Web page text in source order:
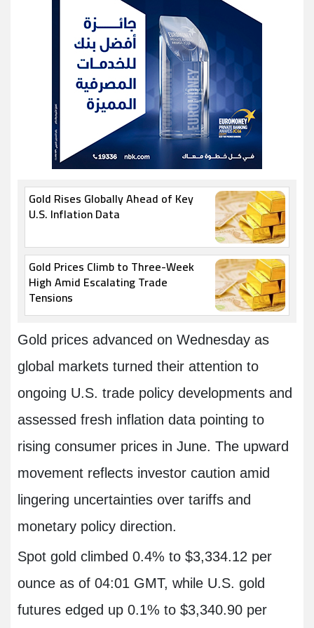
Gold Rises Globally Ahead of Key
U.S. Inflation Data
Gold Prices Climb to Three-Week
High Amid Escalating Trade
Tensions
Gold prices advanced on Wednesday as
global markets turned their attention to
ongoing U.S. trade policy developments and
assessed fresh inflation data pointing to
rising consumer prices in June. The upward
movement reflects investor caution amid
lingering uncertainties over tariffs and
monetary policy direction.
Spot gold climbed 0.4% to $3,334.12 per
ounce as of 04:01 GMT, while U.S. gold
futures edged up 0.1% to $3,340.90 per